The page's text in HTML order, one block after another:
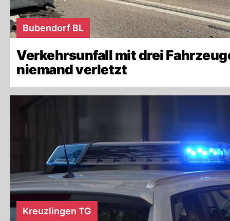
Bubendorf BL
Verkehrsunfall mit drei
niemand verletzt
Kreuzlingen TG